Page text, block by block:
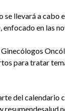
se llevará a cabo
en las
para tratar
del calendario